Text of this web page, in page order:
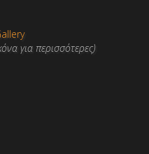
για περισσότερες)